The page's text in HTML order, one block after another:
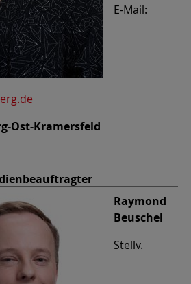
E-Mail:
Ost-Kramersfeld
Raymond
Beuschel
Stellv.